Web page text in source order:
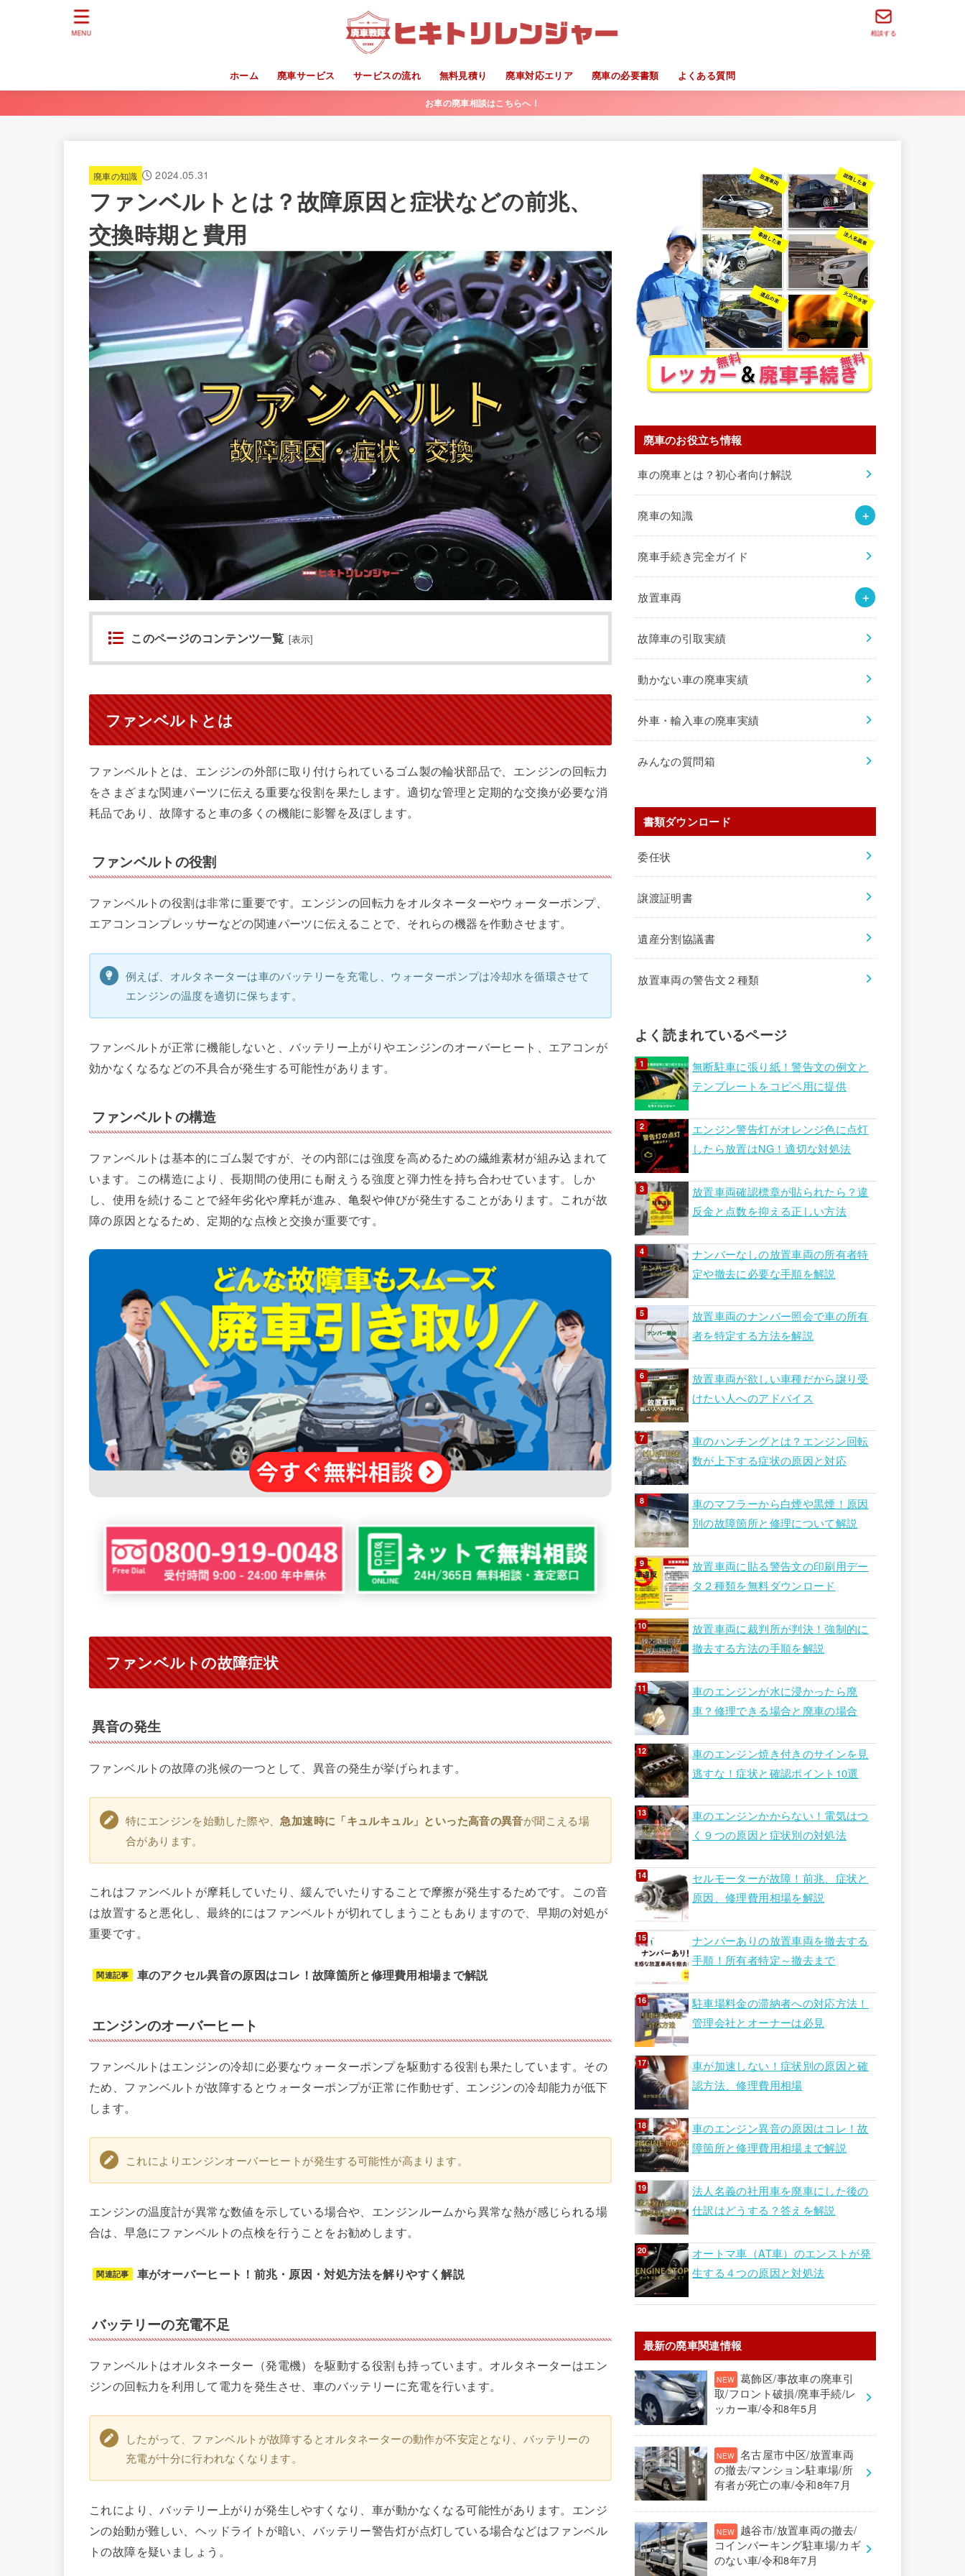
ホーム 廃車サービス サービスの流れ 無料見積り 廃車対応エリア 廃車の必要書類 よくある質問
相談する
MENU
お車の廃車相談はこちらへ！
廃車の知識 2024.05.31
ファンベルトとは？故障原因と症状などの前兆、
交換時期と費用
このページのコンテンツ一覧 [表示]
ファンベルトとは
ファンベルトとは、エンジンの外部に取り付けられているゴム製の輪状部品で、エンジンの回転力
をさまざまな関連パーツに伝える重要な役割を果たします。適切な管理と定期的な交換が必要な消
耗品であり、故障すると車の多くの機能に影響を及ぼします。
ファンベルトの役割
ファンベルトの役割は非常に重要です。エンジンの回転力をオルタネーターやウォーターポンプ、
エアコンコンプレッサーなどの関連パーツに伝えることで、それらの機器を作動させます。
例えば、オルタネーターは車のバッテリーを充電し、ウォーターポンプは冷却水を循環させて
エンジンの温度を適切に保ちます。
ファンベルトが正常に機能しないと、バッテリー上がりやエンジンのオーバーヒート、エアコンが
効かなくなるなどの不具合が発生する可能性があります。
ファンベルトの構造
ファンベルトは基本的にゴム製ですが、その内部には強度を高めるための繊維素材が組み込まれて
います。この構造により、長期間の使用にも耐えうる強度と弾力性を持ち合わせています。しか
し、使用を続けることで経年劣化や摩耗が進み、亀裂や伸びが発生することがあります。これが故
障の原因となるため、定期的な点検と交換が重要です。
ファンベルトの故障症状
異音の発生
ファンベルトの故障の兆候の一つとして、異音の発生が挙げられます。
特にエンジンを始動した際や、急加速時に「キュルキュル」といった高音の異音が聞こえる場
合があります。
これはファンベルトが摩耗していたり、緩んでいたりすることで摩擦が発生するためです。この音
は放置すると悪化し、最終的にはファンベルトが切れてしまうこともありますので、早期の対処が
重要です。
関連記事 車のアクセル異音の原因はコレ！故障箇所と修理費用相場まで解説
エンジンのオーバーヒート
ファンベルトはエンジンの冷却に必要なウォーターポンプを駆動する役割も果たしています。その
ため、ファンベルトが故障するとウォーターポンプが正常に作動せず、エンジンの冷却能力が低下
します。
これによりエンジンオーバーヒートが発生する可能性が高まります。
エンジンの温度計が異常な数値を示している場合や、エンジンルームから異常な熱が感じられる場
合は、早急にファンベルトの点検を行うことをお勧めします。
関連記事 車がオーバーヒート！前兆・原因・対処方法を解りやすく解説
バッテリーの充電不足
ファンベルトはオルタネーター（発電機）を駆動する役割も持っています。オルタネーターはエン
ジンの回転力を利用して電力を発生させ、車のバッテリーに充電を行います。
したがって、ファンベルトが故障するとオルタネーターの動作が不安定となり、バッテリーの
充電が十分に行われなくなります。
これにより、バッテリー上がりが発生しやすくなり、車が動かなくなる可能性があります。エンジ
ンの始動が難しい、ヘッドライトが暗い、バッテリー警告灯が点灯している場合などはファンベル
トの故障を疑いましょう。
廃車のお役立ち情報
車の廃車とは？初心者向け解説
廃車の知識
廃車手続き完全ガイド
放置車両
故障車の引取実績
動かない車の廃車実績
外車・輸入車の廃車実績
みんなの質問箱
書類ダウンロード
委任状
譲渡証明書
遺産分割協議書
放置車両の警告文２種類
よく読まれているページ
無断駐車に張り紙！警告文の例文と
テンプレートをコピペ用に提供
エンジン警告灯がオレンジ色に点灯
したら放置はNG！適切な対処法
放置車両確認標章が貼られたら？違
反金と点数を抑える正しい方法
ナンバーなしの放置車両の所有者特
定や撤去に必要な手順を解説
放置車両のナンバー照会で車の所有
者を特定する方法を解説
放置車両が欲しい車種だから譲り受
けたい人へのアドバイス
車のハンチングとは？エンジン回転
数が上下する症状の原因と対応
車のマフラーから白煙や黒煙！原因
別の故障箇所と修理について解説
放置車両に貼る警告文の印刷用デー
タ２種類を無料ダウンロード
放置車両に裁判所が判決！強制的に
撤去する方法の手順を解説
車のエンジンが水に浸かったら廃
車？修理できる場合と廃車の場合
車のエンジン焼き付きのサインを見
逃すな！症状と確認ポイント10選
車のエンジンかからない！電気はつ
く９つの原因と症状別の対処法
セルモーターが故障！前兆、症状と
原因、修理費用相場を解説
ナンバーありの放置車両を撤去する
手順！所有者特定～撤去まで
駐車場料金の滞納者への対応方法！
管理会社とオーナーは必見
車が加速しない！症状別の原因と確
認方法、修理費用相場
車のエンジン異音の原因はコレ！故
障箇所と修理費用相場まで解説
法人名義の社用車を廃車にした後の
仕訳はどうする？答えを解説
オートマ車（AT車）のエンストが発
生する４つの原因と対処法
最新の廃車関連情報
葛飾区/事故車の廃車引
取/フロント破損/廃車手続/レ
ッカー車/令和8年5月
名古屋市中区/放置車両
の撤去/マンション駐車場/所
有者が死亡の車/令和8年7月
越谷市/放置車両の撤去/
コインパーキング駐車場/カギ
のない車/令和8年7月